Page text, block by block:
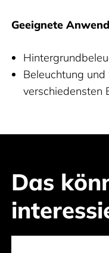
Geeignete
Beleuchtung
verschiedensten
Das